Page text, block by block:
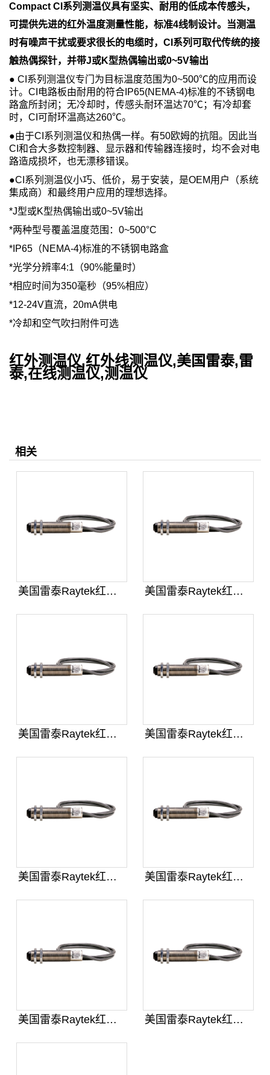
Compact CI系列测温仪具有坚实、耐用的低成本传感头，
可提供先进的红外温度测量性能，标准4线制设计。当测温
时有噪声干扰或要求很长的电缆时，CI系列可取代传统的接
触热偶探针，并带J或K型热偶输出或0~5V输出
● CI系列测温仪专门为目标温度范围为0~500℃的应用而设
计。CI电路板由耐用的符合IP65(NEMA-4)标准的不锈钢电
路盒所封闭；无冷却时，传感头耐环温达70℃；有冷却套
时，CI可耐环温高达260℃。
●由于CI系列测温仪和热偶一样。有50欧姆的抗阻。因此当
CI和合大多数控制器、显示器和传输器连接时，均不会对电
路造成损坏，也无漂移错误。
●CI系列测温仪小巧、低价，易于安装，是OEM用户（系统
集成商）和最终用户应用的理想选择。
*J型或K型热偶输出或0~5V输出
*两种型号覆盖温度范围：0~500°C
*IP65（NEMA-4)标准的不锈钢电路盒
*光学分辨率4:1（90%能量时）
*相应时间为350毫秒（95%相应）
*12-24V直流，20mA供电
*冷却和空气吹扫附件可选
红外测温仪,红外线测温仪,美国雷泰,雷
泰,在线测温仪,测温仪
相关
美国雷泰Raytek红外测温仪探头 美国雷泰Raytek红外测温仪探头
美国雷泰Raytek红外测温仪探头 美国雷泰Raytek红外测温仪探头
美国雷泰Raytek红外测温仪探头 美国雷泰Raytek红外测温仪探头
美国雷泰Raytek红外测温仪探头 美国雷泰Raytek红外测温仪探头